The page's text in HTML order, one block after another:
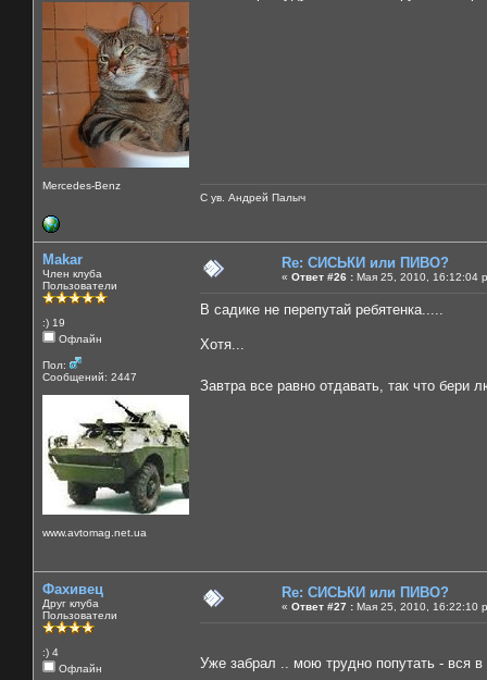
Mercedes-Benz
С ув. Андрей Палыч
Makar
Член клуба
Пользователи
:) 19
Офлайн
Пол:
Сообщений: 2447
www.avtomag.net.ua
Re: СИСЬКИ или ПИВО?
« Ответ #26 : Мая 25, 2010, 16:12:04
В садике не перепутай ребятенка.....
Хотя...
Завтра все равно отдавать, так что бери
Фахивец
Друг клуба
Пользователи
:) 4
Офлайн
Re: СИСЬКИ или ПИВО?
« Ответ #27 : Мая 25, 2010, 16:22:10
Уже забрал .. мою трудно попутать - вся